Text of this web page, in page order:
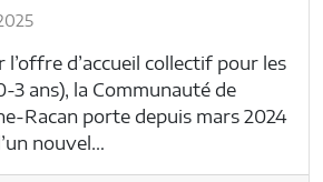
d’accueil collectif pour les
3 ans), la Communauté de
Racan porte depuis mars 2024
nouvel…